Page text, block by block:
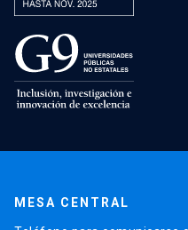
MESA CENTRAL